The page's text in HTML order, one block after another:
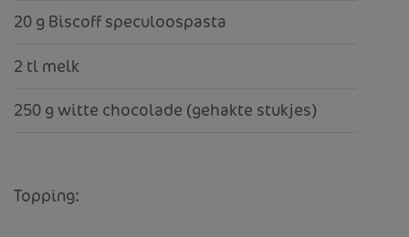
20 g Biscoff speculoospasta
2 tl melk
250 g witte chocolade (gehakte stukjes)
Topping: